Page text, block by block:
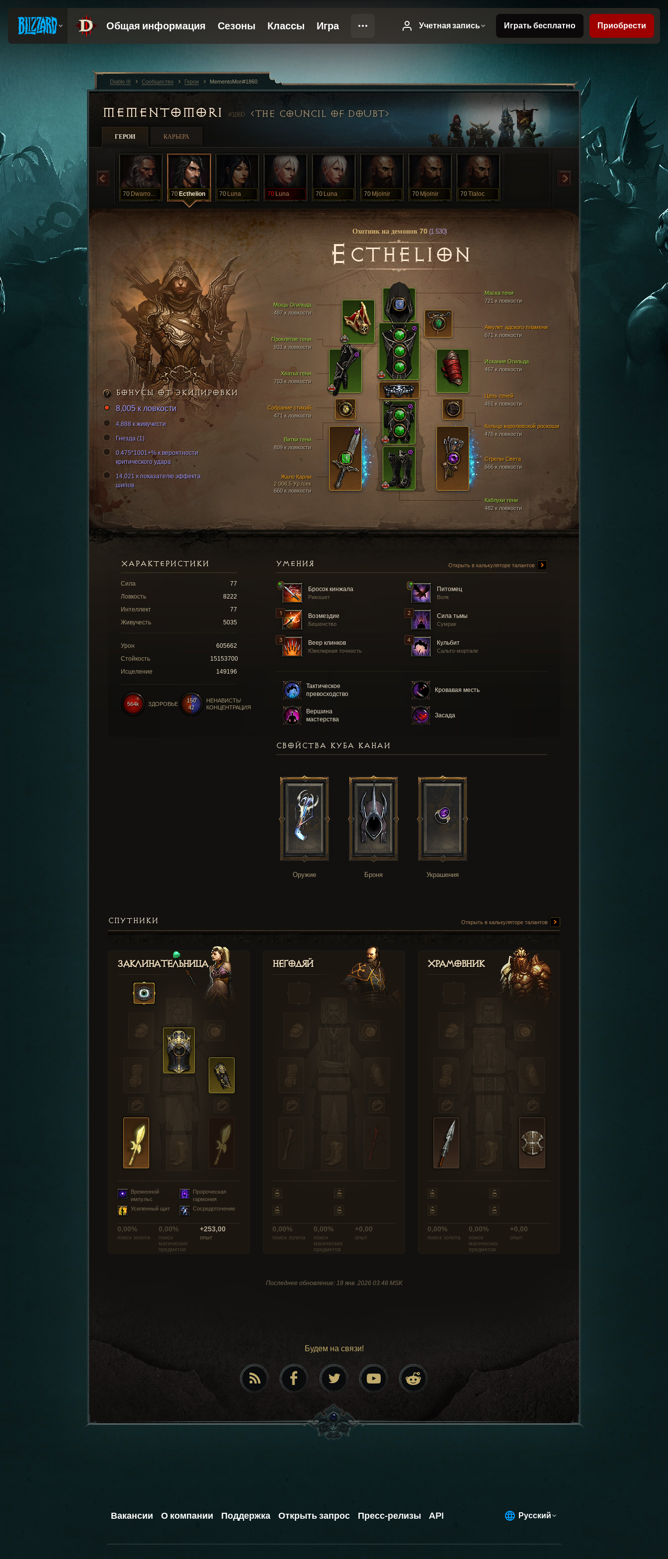
MEMENTOMORI #1860 THE COUNCIL OF DOUBT
ГЕРОИ КАРЬЕРА
70 Dwarrowdelf 70 Ecthelion 70 Luna 70 Luna 70 Luna 70 Mjolnir 70 Mjolnir 70Tlaloc
Охотник на демонов 70 (1 530)
ECTHELION
Маска тени
721 к ловкости
Проклятие тени
931 к ловкости
Каблуки тени
482 к ловкости
Хватка тени
703 к ловкости
Мощь Огильда
487 к ловкости
Витки тени
809 к ловкости
Искания Огильда
467 к ловкости
Жало Карли
2 008,5 Ур./сек
660 к ловкости
Стрелы Света
666 к ловкости
Цепь теней
461 к ловкости
Кольцо королевской роскоши
476 к ловкости
Собрание стихий
471 к ловкости
Амулет адского пламени
671 к ловкости
БОНУСЫ ОТ ЭКИПИРОВКИ
8,005 к ловкости
4,888 к живучести
Гнезда (1)
0.475*1001+% к вероятности
критического удара
14,021 к показателю эффекта
шипов
УМЕНИЯ Открыть в калькуляторе талантов
Бросок кинжала
Рикошет
Питомец
Волк
Возмездие
Бешенство
Сила тьмы
Сумрак
Веер клинков
Ювелирная точность
Кульбит
Сальто-мортале
Тактическое
превосходство
Кровавая месть
Вершина
мастерства
Засада
ХАРАКТЕРИСТИКИ
Сила
77
Ловкость
8222
Интеллект
77
Живучесть
5035
Урон
605662
Стойкость
15153700
Исцеление
149196
150
42
НЕНАВИСТЬ/
КОНЦЕНТРАЦИЯ
564k ЗДОРОВЬЕ
СВОЙСТВА КУБА КАНАИ
Оружие Броня Украшения
СПУТНИКИ Открыть в калькуляторе талантов
Заклинательница
Временной
импульс
Пророческая
гармония
Усиленный щит
Сосредоточение
0,00%
поиск золота
0,00%
поиск
магических
предметов
+253,00
опыт
Негодяй
0,00%
поиск золота
0,00%
поиск
магических
предметов
+0,00
опыт
Храмовник
0,00%
поиск золота
0,00%
поиск
магических
предметов
+0,00
опыт
Последнее обновление: 18 янв. 2026 03:48 MSK
Будем на связи!
Diablo III Сообщество Герои MementoMori#1860